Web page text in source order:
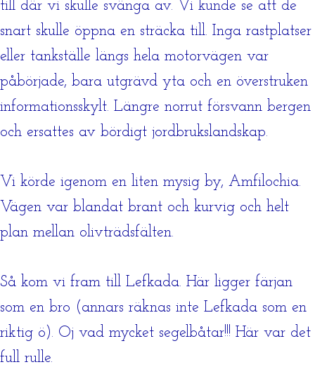
till där vi skulle svänga av. Vi kunde se att de
snart skulle öppna en sträcka till. Inga rastplatser
eller tankställe längs hela motorvägen var
påbörjade, bara utgrävd yta och en överstruken
informationsskylt. Längre norrut försvann bergen
och ersattes av bördigt jordbrukslandskap.
Vi körde igenom en liten mysig by, Amfilochia.
Vägen var blandat brant och kurvig och helt
plan mellan olivträdsfälten.
Så kom vi fram till Lefkada. Här ligger färjan
som en bro (annars räknas inte Lefkada som en
riktig ö). Oj vad mycket segelbåtar!!! Här var det
full rulle.